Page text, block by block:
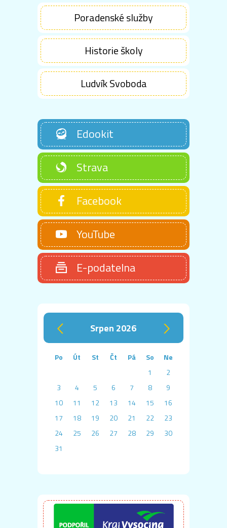
Poradenské služby
Historie školy
Ludvík Svoboda
Edookit
Strava
Facebook
YouTube
E-podatelna
‹ srpen 2026 ›
Po Út St Čt Pá So
Ne
1
2
3
4 5 6 7 8
9
10
11 12 13 14 15
16
17
18 19 20 21 22
23
24
25 26 27 28 29
30
31